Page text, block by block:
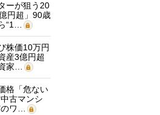
ーが狙う20
円超」90歳
“1…
株価10万円
産3億円超
家…
格「危ない
古マンシ
ワ…